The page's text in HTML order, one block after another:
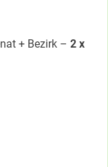
+ Bezirk – 2 x